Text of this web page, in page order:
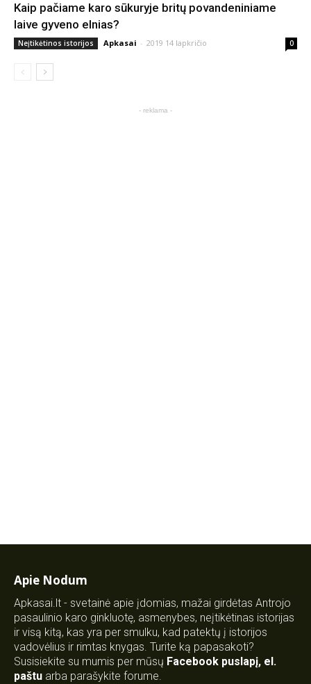
Kaip pačiame karo sūkuryje britų povandeniniame
laive gyveno elnias?
Neįtikėtinos istorijos Apkasai - 2019 14 lapkričio 0
- reklama -
Apie Nodum
Apkasai.lt - svetainė apie įdomias, mažai girdėtas Antrojo
pasaulinio karo ginkluotę, asmenybes, neįtikėtinas istorijas
ir visą kitą, kas yra per smulku, kad patektų į istorijos
vadovėlius ir rimtas knygas. Turite ką papasakoti?
Susisiekite su mumis per mūsų Facebook puslapį, el.
paštu arba parašykite forume.